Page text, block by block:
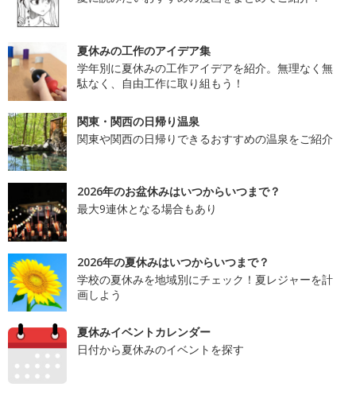
夏休みの工作のアイデア集
学年別に夏休みの工作アイデアを紹介。無理なく無
駄なく、自由工作に取り組もう！
関東・関西の日帰り温泉
関東や関西の日帰りできるおすすめの温泉をご紹介
2026年のお盆休みはいつからいつまで？
最大9連休となる場合もあり
2026年の夏休みはいつからいつまで？
学校の夏休みを地域別にチェック！夏レジャーを計
画しよう
夏休みイベントカレンダー
日付から夏休みのイベントを探す